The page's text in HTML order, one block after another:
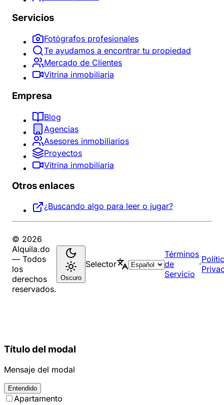
Servicios
Fotógrafos profesionales
Te ayudamos a encontrar tu propiedad
Mercado de Clientes
Vitrina inmobiliaria
Empresa
Blog
Agencias
Asesores inmobiliarios
Proyectos
Vitrina inmobiliaria
Otros enlaces
¿Buscando algo para leer o jugar?
© 2026
Alquila.do
— Todos
los
derechos
reservados.
Oscuro
Selector
Términos
de
Servicio
·
Título del modal
Mensaje del modal
Entendido
Apartamento